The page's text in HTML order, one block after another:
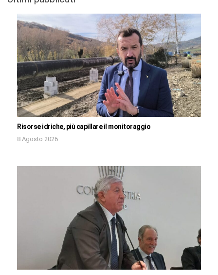
Risorse idriche, più capillare il monitoraggio
8 Agosto 2026